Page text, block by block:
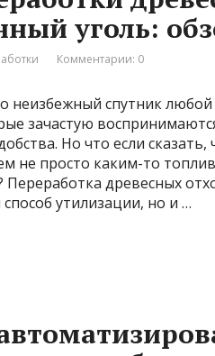
уголь:
Комментарии: 0
неизбежный спутник
зачастую
Но что если сказать,
не просто каким-то
древесных
утилизации, но и …